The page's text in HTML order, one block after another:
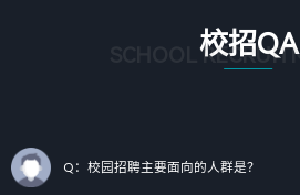
2. 熟悉 前端常用框架, 能独立完成设计给予的 UI 效果
3. 有良好的代码习惯, 低级错误出现频率低;
7. 了解或熟悉 WebGL 及相关框架优先。
（岗位人员专职于行业应用解决方案、项目申报方案
校招QA
SCHOOL
Q：校园招聘主要面向的人群是？